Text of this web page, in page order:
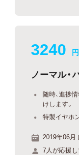
3240 円
ノーマル・
随時、進捗
けします。
特製イヤホ
2019年06月
7人が応援し